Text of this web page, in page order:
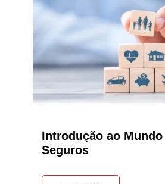
Introdução ao
Seguros